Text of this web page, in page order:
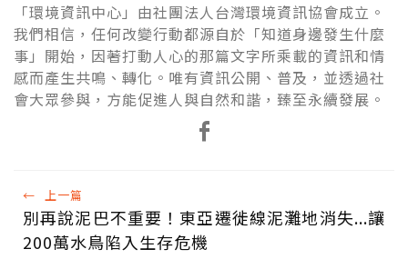
「環境資訊中心」由社團法人台灣環境資訊協會成立。
我們相信，任何改變行動都源自於「知道身邊發生什麼
事」開始，因著打動人心的那篇文字所乘載的資訊和情
感而產生共鳴、轉化。唯有資訊公開、普及，並透過社
會大眾參與，方能促進人與自然和諧，臻至永續發展。
← 上一篇
別再說泥巴不重要！東亞遷徙線泥灘地消失...讓
200萬水鳥陷入生存危機